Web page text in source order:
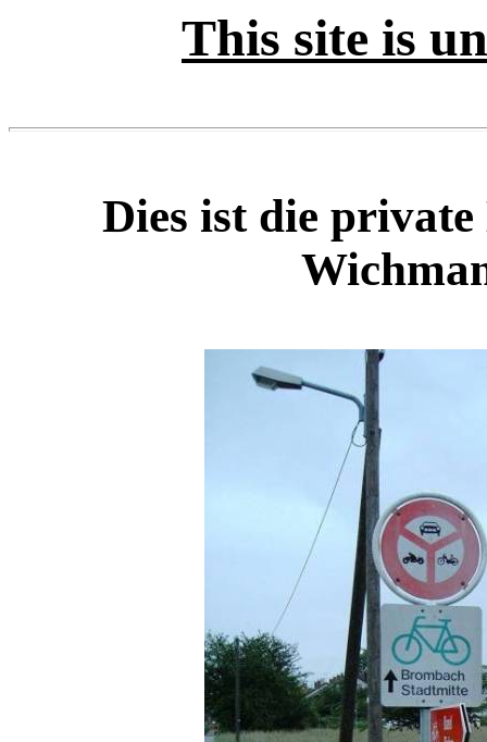
This site is
Dies ist die private